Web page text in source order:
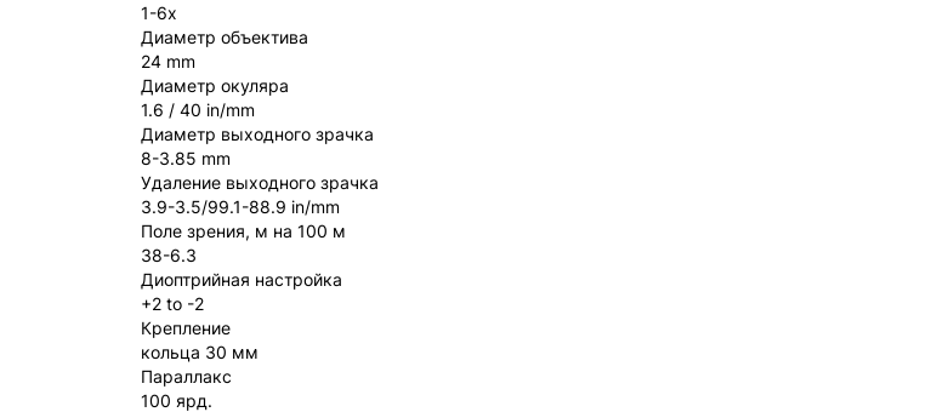
1-6x
Диаметр объектива
24 mm
Диаметр окуляра
1.6 / 40 in/mm
Диаметр выходного зрачка
8-3.85 mm
Удаление выходного зрачка
3.9-3.5/99.1-88.9 in/mm
Поле зрения, м на 100 м
38-6.3
Диоптрийная настройка
+2 to -2
Крепление
кольца 30 мм
Параллакс
100 ярд.